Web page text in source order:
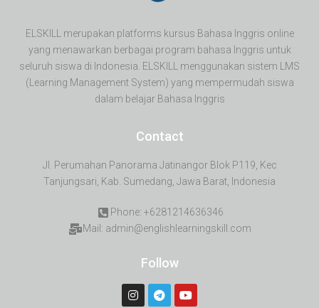
ELSKILL merupakan platforms kursus Bahasa Inggris online
yang menawarkan berbagai program bahasa Inggris untuk
seluruh siswa di Indonesia. ELSKILL menggunakan sistem LMS
(Learning Management System) yang mempermudah siswa
dalam belajar Bahasa Inggris
Contact
Jl. Perumahan Panorama Jatinangor Blok P119, Kec
Tanjungsari, Kab. Sumedang, Jawa Barat, Indonesia
Phone: +6281214636346
Mail: admin@englishlearningskill.com
Follow